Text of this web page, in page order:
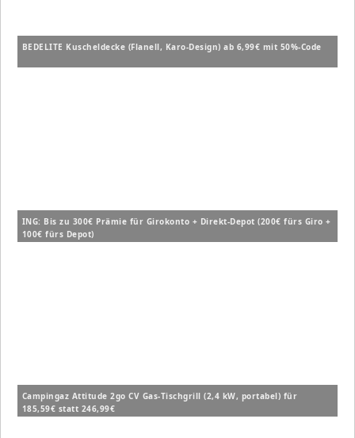
BEDELITE Kuscheldecke (Flanell, Karo-Design) ab 6,99€ mit 50%-Code
ING: Bis zu 300€ Prämie für Girokonto + Direkt-Depot (200€ fürs Giro +
100€ fürs Depot)
Campingaz Attitude 2go CV Gas-Tischgrill (2,4 kW, portabel) für
185,59€ statt 246,99€